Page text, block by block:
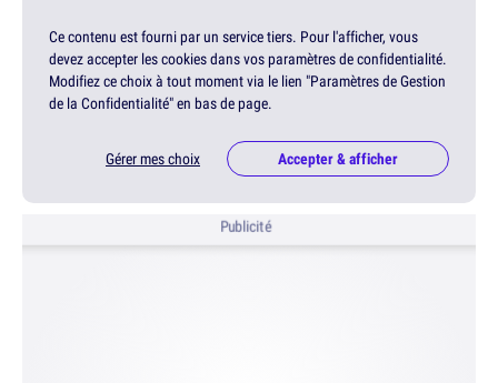
Ce contenu est fourni par un service tiers. Pour l'afficher, vous
devez accepter les cookies dans vos paramètres de confidentialité.
Modifiez ce choix à tout moment via le lien "Paramètres de Gestion
de la Confidentialité" en bas de page.
Gérer mes choix Accepter & afficher
Publicité